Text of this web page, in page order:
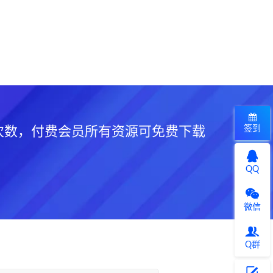
，付费会员所有资源可免费下载 签到
QQ
微信
Q群